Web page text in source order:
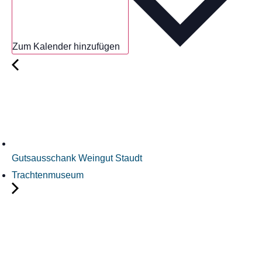
Zum Kalender hinzufügen
Gutsausschank Weingut Staudt
Trachtenmuseum